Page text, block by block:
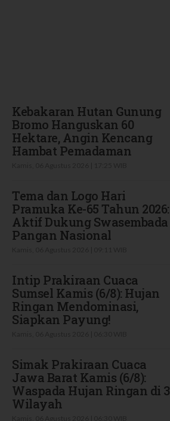
Kebakaran Hutan Gunung
Bromo Hanguskan 60
Hektare, Angin Kencang
Hambat Pemadaman
Tema dan Logo Hari
Pramuka Ke-65 Tahun 2026:
Aktif Dukung Swasembada
Pangan Nasional
Intip Prakiraan Cuaca
Sumsel Kamis (6/8): Hujan
Ringan Mendominasi,
Siapkan Payung!
Simak Prakiraan Cuaca
Jawa Barat Kamis (6/8):
Waspada Hujan Ringan di 3
Wilayah